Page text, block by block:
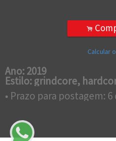
.
Calcular
Ano: 2019
Estilo: grindcore,
• Prazo para postagem: 6